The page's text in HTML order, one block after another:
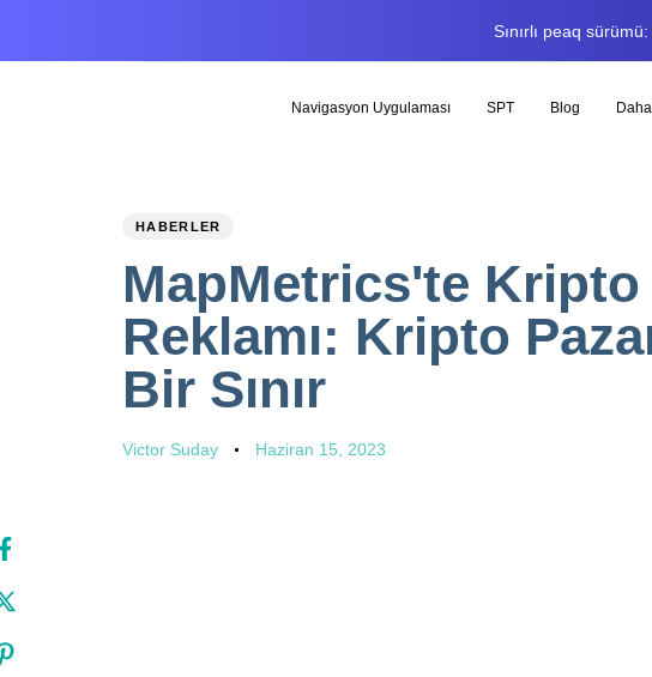
Sınırlı peaq
Navigasyon Uygulaması SPT Blog
PUBLISHED
HABERLER
MapMetrics'te
Reklamı: Kripto
Bir Sınır
Author
Victor Suday
Published
Haziran 15, 2023